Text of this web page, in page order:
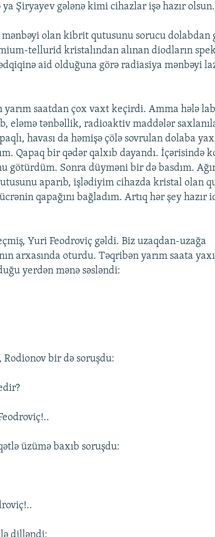
Şiryayev gələnə kimi cihazlar işə hazır olsun.
olan kibrit qutusunu sorucu dolabdan
tellurid kristalından alınan diodların
aid olduğuna görə radiasiya mənbəyi
yarım saatdan çox vaxt keçirdi. Amma hələ
eləmə tənbəllik, radioaktiv maddələr
havası da həmişə çölə sovrulan dolaba
Qapaq bir qədər qalxıb dayandı. İçərisində
götürdüm. Sonra düyməni bir də basdım.
aparıb, işlədiyim cihazda kristal olan
qapağını bağladım. Artıq hər şey hazır
Yuri Feodroviç gəldi. Biz uzaqdan-uzağa
arxasında oturdu. Təqribən yarım saata
yerdən mənə səsləndi:
Rodionov bir də soruşdu:
üzümə baxıb soruşdu: